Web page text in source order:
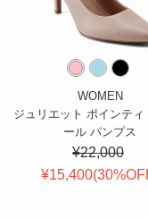
WOMEN
ジュリエット ポインティ
ール パンプス
¥22,000
¥15,400(30